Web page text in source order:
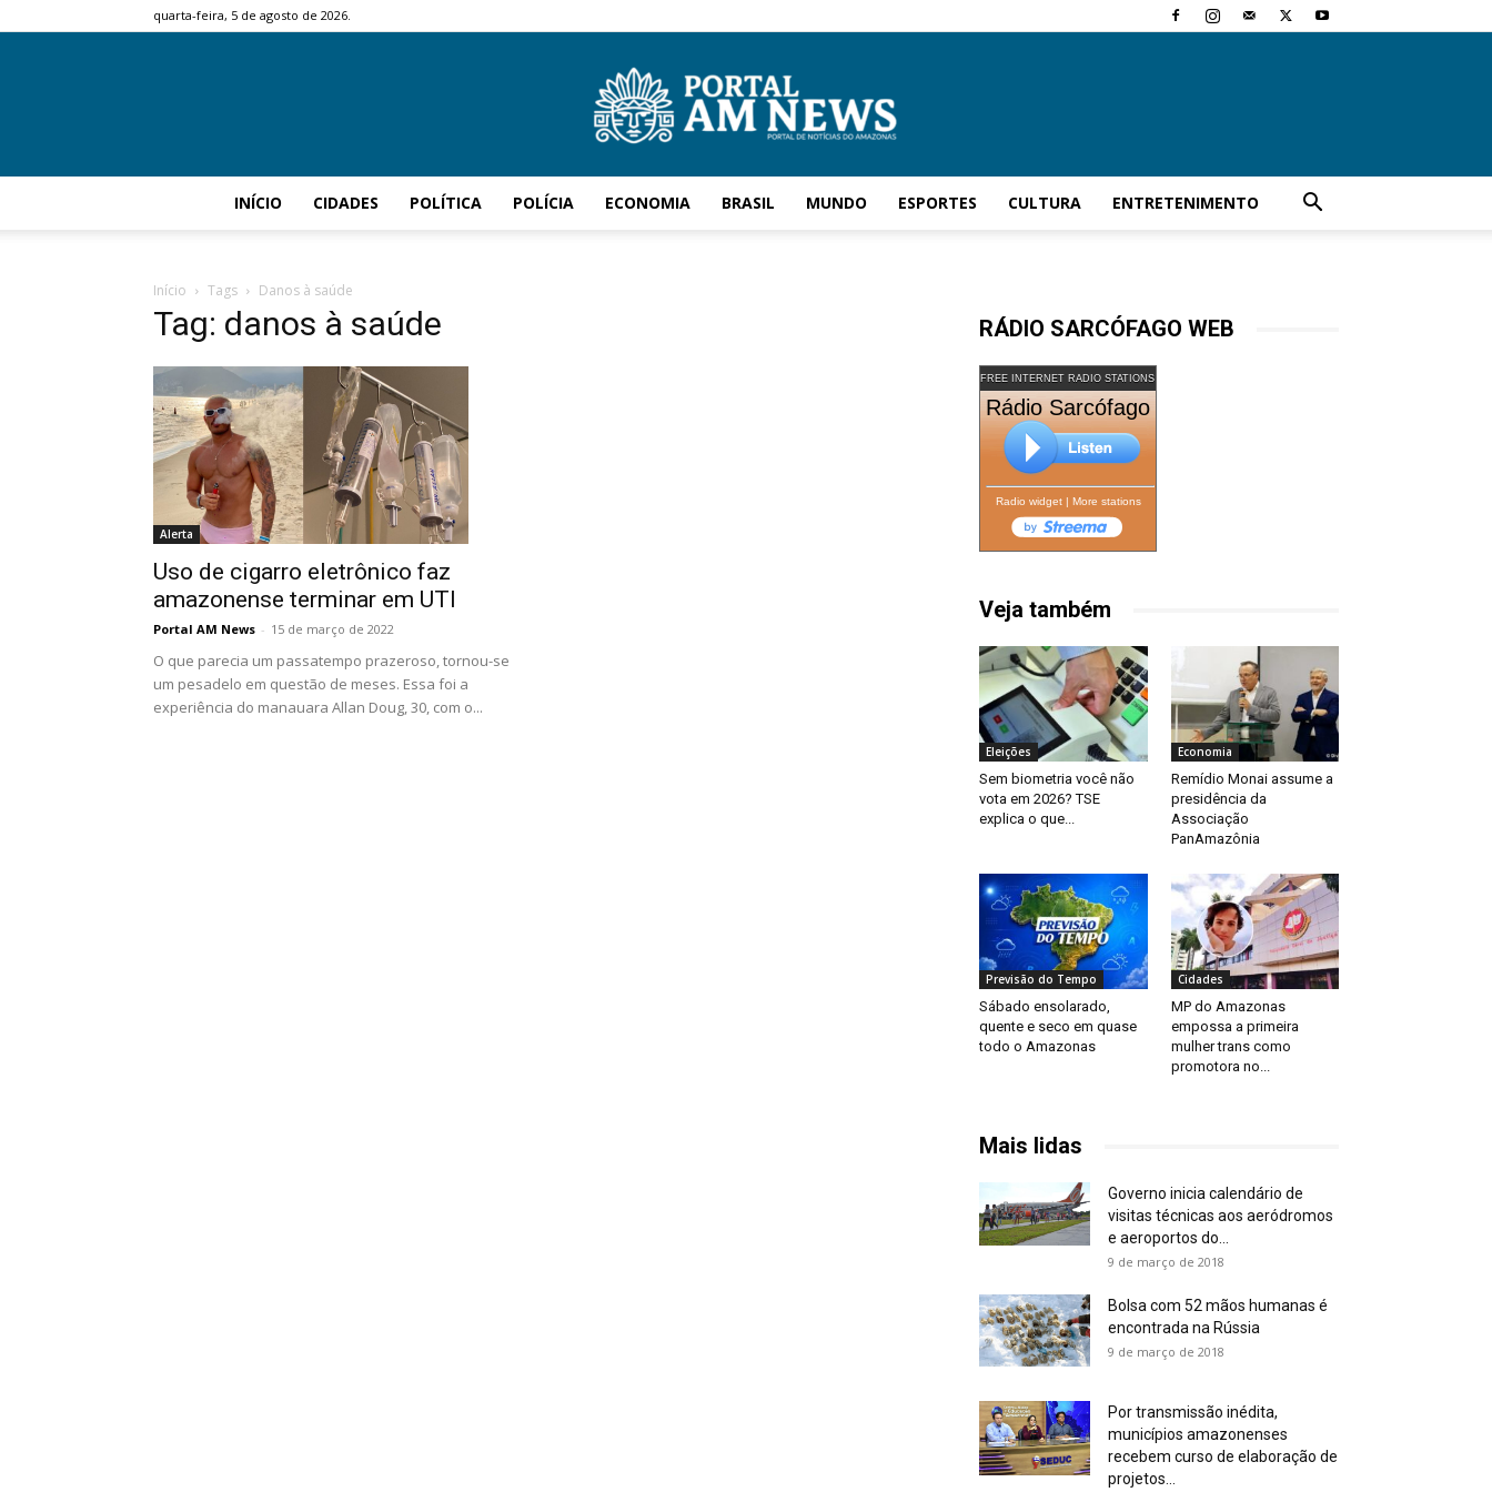
quarta-feira, 5 de agosto de 2026.
INÍCIO CIDADES POLÍTICA POLÍCIA ECONOMIA BRASIL MUNDO ESPORTES CULTURA ENTRETENIMENTO
Início Tags Danos à saúde
Tag: danos à saúde
Alerta
Uso de cigarro eletrônico faz
amazonense terminar em UTI
Portal AM News - 15 de março de 2022
O que parecia um passatempo prazeroso, tornou-se
um pesadelo em questão de meses. Essa foi a
experiência do manauara Allan Doug, 30, com o...
RÁDIO SARCÓFAGO WEB
FREE INTERNET RADIO STATIONS
Rádio Sarcófago
Radio widget| More stations
Veja também
Eleições
Sem biometria você não
vota em 2026? TSE
explica o que...
Economia
Remídio Monai assume a
presidência da
Associação
PanAmazônia
Previsão do Tempo
Sábado ensolarado,
quente e seco em quase
todo o Amazonas
Cidades
MP do Amazonas
empossa a primeira
mulher trans como
promotora no...
Mais lidas
Governo inicia calendário de
visitas técnicas aos aeródromos
e aeroportos do...
9 de março de 2018
Bolsa com 52 mãos humanas é
encontrada na Rússia
9 de março de 2018
Por transmissão inédita,
municípios amazonenses
recebem curso de elaboração de
projetos...